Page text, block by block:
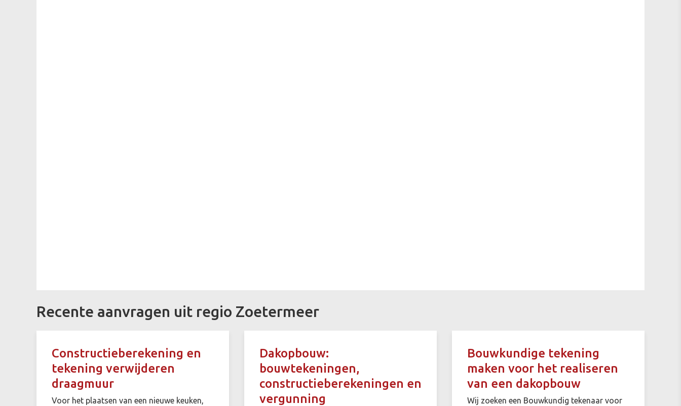
Recente aanvragen uit regio Zoetermeer
Constructieberekening en
tekening verwijderen
draagmuur
Voor het plaatsen van een nieuwe keuken,
Dakopbouw:
bouwtekeningen,
constructieberekeningen en
vergunning
Bouwkundige tekening
maken voor het realiseren
van een dakopbouw
Wij zoeken een Bouwkundig tekenaar voor